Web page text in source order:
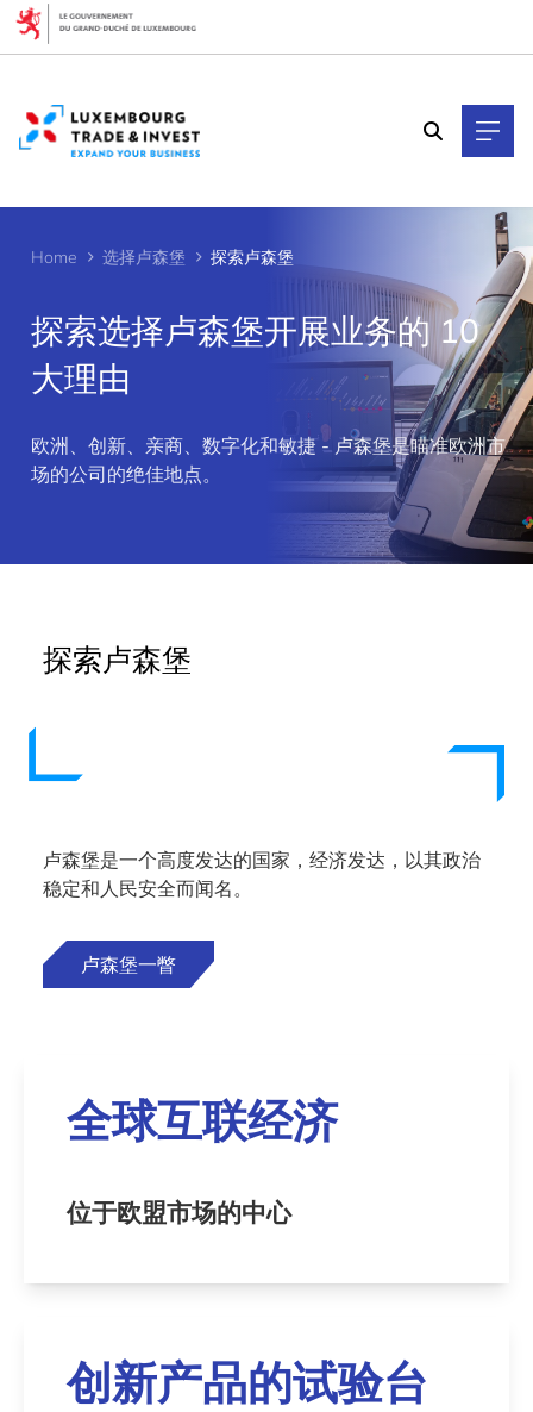
Home 选择卢森堡 探索卢森堡
探索选择卢森堡开展业务的 10
大理由
欧洲、创新、亲商、数字化和敏捷 - 卢森堡是瞄准欧洲市
场的公司的绝佳地点。
探索卢森堡
卢森堡是一个高度发达的国家，经济发达，以其政治
稳定和人民安全而闻名。
卢森堡一瞥
全球互联经济
位于欧盟市场的中心
创新产品的试验台
Cookies management panel